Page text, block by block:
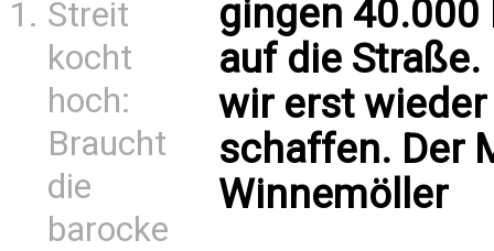
Streit
kocht
hoch:
Braucht
die
barocke
gingen 40.000
auf die
wir erst
schaffen. Der
Winnemöller